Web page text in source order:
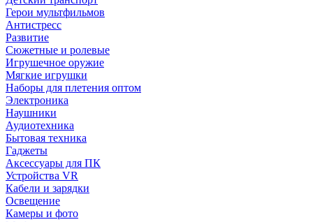
Герои мультфильмов
Антистресс
Развитие
Сюжетные и ролевые
Игрушечное оружие
Мягкие игрушки
Наборы для плетения оптом
Электроника
Наушники
Аудиотехника
Бытовая техника
Гаджеты
Аксессуары для ПК
Устройства VR
Кабели и зарядки
Освещение
Камеры и фото